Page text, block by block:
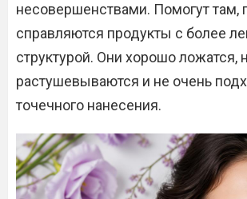
несовершенствами. Помогут там,
справляются продукты с более
структурой. Они хорошо ложатся,
растушевываются и не очень
точечного нанесения.